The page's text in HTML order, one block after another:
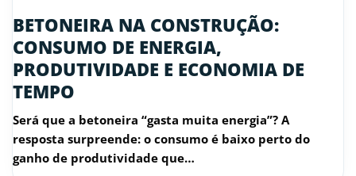
BETONEIRA NA CONSTRUÇÃO:
CONSUMO DE ENERGIA,
PRODUTIVIDADE E ECONOMIA DE
TEMPO
Será que a betoneira “gasta muita energia”? A
resposta surpreende: o consumo é baixo perto do
ganho de produtividade que…